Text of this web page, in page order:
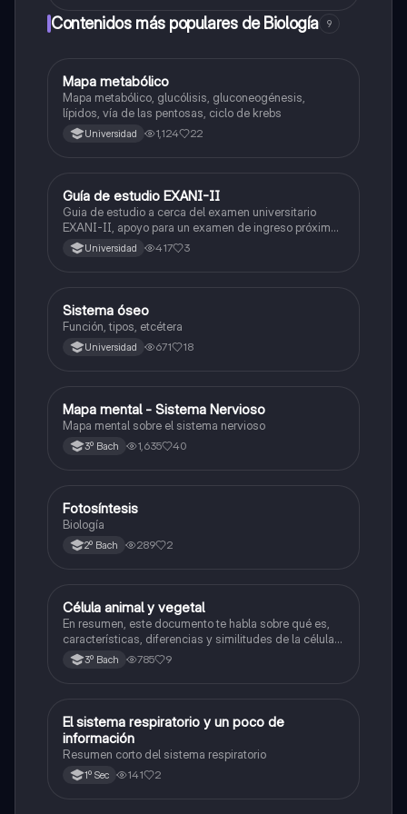
Contenidos más populares de Biología 9
Biología
Mapa metabólico
Mapa metabólico, glucólisis, gluconeogénesis,
lípidos, vía de las pentosas, ciclo de krebs
Universidad 1,124 22
Historia
Guía de estudio EXANI-II
Guia de estudio a cerca del examen universitario
EXANI-II, apoyo para un examen de ingreso próximo
2026.Universidad 417 3
Biología
Sistema óseo
Función, tipos, etcétera
Universidad 671 18
Biología
Mapa mental - Sistema Nervioso
Mapa mental sobre el sistema nervioso
3º Bach 1,635 40
Biología
Fotosíntesis
Biología
2º Bach 289 2
Biología
Célula animal y vegetal
En resumen, este documento te habla sobre qué es,
características, diferencias y similitudes de la célula
animal y célula vegetal.💗
3º Bach 785 9
Biología
El sistema respiratorio y un poco de
información
Resumen corto del sistema respiratorio
1º Sec 141 2